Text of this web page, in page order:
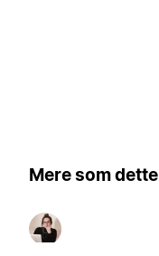
Mere som dette